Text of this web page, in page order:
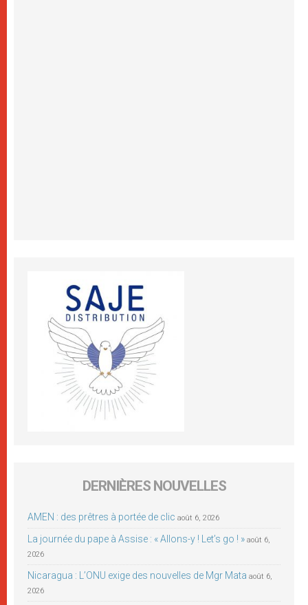
DERNIÈRES NOUVELLES
AMEN : des prêtres à portée de clic août 6, 2026
La journée du pape à Assise : « Allons-y ! Let’s go ! » août 6,
2026
Nicaragua : L’ONU exige des nouvelles de Mgr Mata août 6,
2026